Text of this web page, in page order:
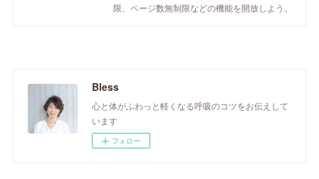
限、ページ数無制限などの機能を開放しよう。
Bless
心と体がふわっと軽くなる呼吸のコツをお伝えして
います
フォロー